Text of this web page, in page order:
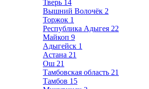
Тверь 14
Вышний Волочёк 2
Торжок 1
Республика Адыгея 22
Майкоп 9
Адыгейск 1
Астана 21
Ош 21
Тамбовская область 21
Тамбов 15